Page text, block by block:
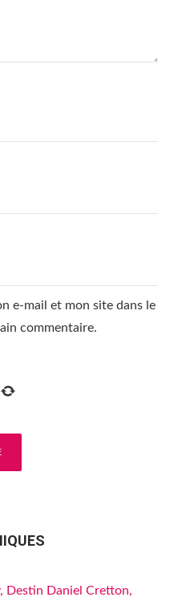
e-mail et mon site dans le
commentaire.
Destin Daniel Cretton,